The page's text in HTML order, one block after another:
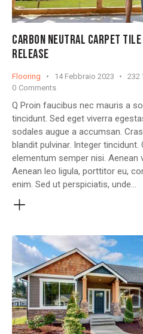
CARBON NEUTRAL CARPET
RELEASE
Flooring 14 Febbraio 2023 232
0 Comments
Q Proin faucibus nec mauris a
tincidunt. Sed eget viverra
sodales augue a accumsan.
blandit pulvinar. Integer tincidunt.
elementum semper nisi. Aenean
Aenean leo ligula, porttitor eu,
enim. Sed ut perspiciatis, unde…